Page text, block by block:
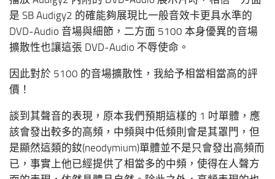
是 SB Audigy2 的確能夠展現比一般音效卡更具水準的
DVD-Audio 音場與細節，二方面 5100 本身優異的音場
擴散性也讓這張 DVD-Audio 不辱使命。
因此對於 5100 的音場擴散性，我給予相當相當高的評
價！
談到其聲音的表現，原本我們預期這樣的 1 吋單體，應
該會發出較多的高頻，中頻與中低頻則會是其罩門，但
是顯然這類的釹(neodymium)單體並不是只會發出高頻而
已，事實上他已經提供了相當多的中頻，使得在人聲方